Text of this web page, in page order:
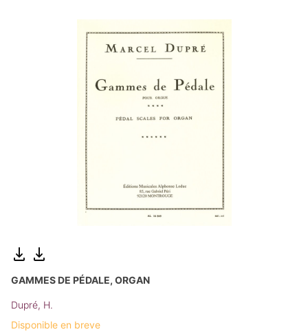
GAMMES DE PÉDALE, ORGAN
Dupré, H.
Disponible en breve